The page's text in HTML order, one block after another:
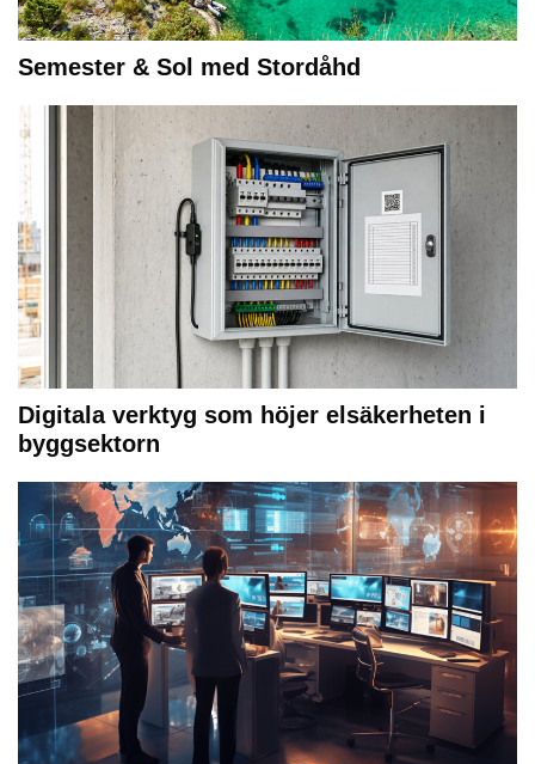
Semester & Sol med Stordåhd
Digitala verktyg som höjer elsäkerheten i
byggsektorn